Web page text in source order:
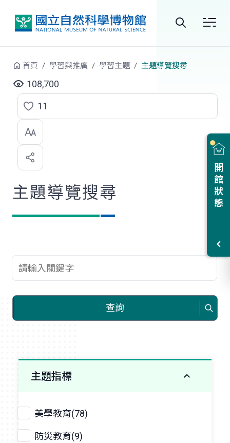
站
尋
開館狀態
首頁 學習與推廣 學習主題 主題導覽搜尋
108,700
點
選
喜
歡
11
主題導覽搜尋
查詢關鍵字
查詢
主題指標
美學教育(78)
防災教育(9)